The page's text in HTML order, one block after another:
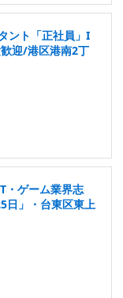
ント「正社員」I
迎/港区港南2丁
・ゲーム業界志
日」・台東区東上